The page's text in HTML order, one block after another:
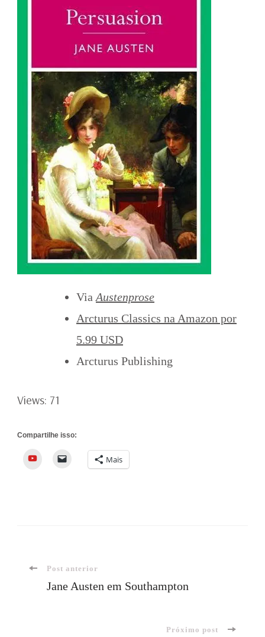
Via Austenprose
Arcturus Classics na Amazon por
5.99 USD
Arcturus Publishing
Views: 71
Compartilhe isso:
YouTube Mais
Navegação
Post anterior
Jane Austen em Southampton
Próximo post